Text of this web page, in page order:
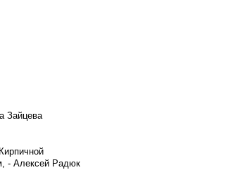
Зайцева
- Алексей Радюк